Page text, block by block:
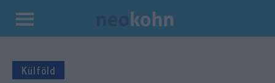
Kilépés
tartalomba
Külföld